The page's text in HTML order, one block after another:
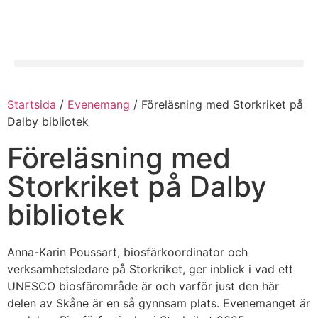
Startsida / Evenemang / Föreläsning med Storkriket på
Dalby bibliotek
Föreläsning med
Storkriket på Dalby
bibliotek
Anna-Karin Poussart, biosfärkoordinator och
verksamhetsledare på Storkriket, ger inblick i vad ett
UNESCO biosfärområde är och varför just den här
delen av Skåne är en så gynnsam plats. Evenemanget är